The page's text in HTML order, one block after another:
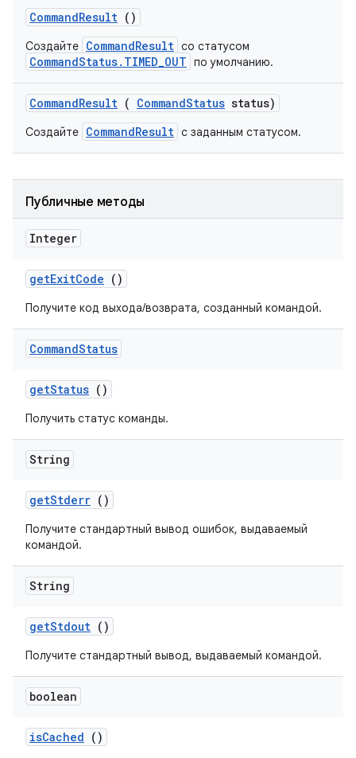
CommandResult ()
Создайте CommandResult со статусом
CommandStatus.TIMED_OUT по умолчанию.
CommandResult ( CommandStatus status)
Создайте CommandResult с заданным статусом.
Публичные методы
Integer
getExitCode ()
Получите код выхода/возврата, созданный командой.
CommandStatus
getStatus ()
Получить статус команды.
String
getStderr ()
Получите стандартный вывод ошибок, выдаваемый
командой.
String
getStdout ()
Получите стандартный вывод, выдаваемый командой.
boolean
isCached ()